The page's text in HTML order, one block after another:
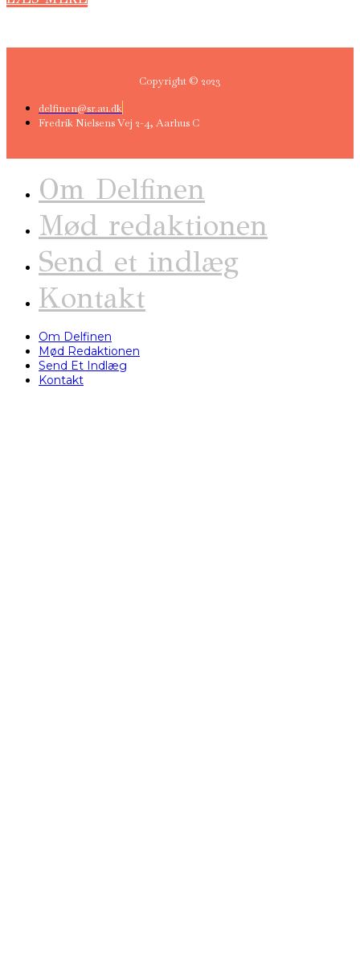
Copyright © 2023
delfinen@sr.au.dk
Fredrik Nielsens Vej 2-4, Aarhus C
Om Delfinen
Mød redaktionen
Send et indlæg
Kontakt
Om Delfinen
Mød Redaktionen
Send Et Indlæg
Kontakt